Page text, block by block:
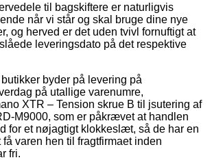
til bagskiftere er naturligvis
når vi står og skal bruge dine nye
og herved er det uden tvivl fornuftigt at
leveringsdato på det respektive
byder på levering på
på utallige varenumre,
XTR – Tension skrue B til jsutering af
M9000, som er påkrævet at handlen
for et nøjagtigt klokkeslæt, så de har en
varen hen til fragtfirmaet inden
fri.